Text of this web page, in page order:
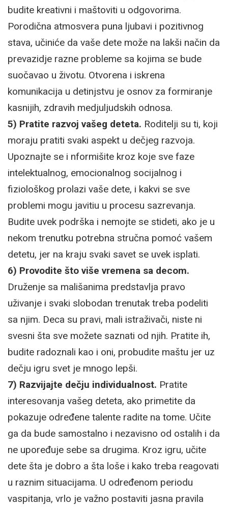
budite kreativni i maštoviti u odgovorima.
Porodična atmosvera puna ljubavi i pozitivnog
stava, učiniće da vaše dete može na lakši način da
prevazidje razne probleme sa kojima se bude
suočavao u životu. Otvorena i iskrena
komunikacija u detinjstvu je osnov za formiranje
kasnijih, zdravih medjuljudskih odnosa.
5) Pratite razvoj vašeg deteta. Roditelji su ti, koji
moraju pratiti svaki aspekt u dečjeg razvoja.
Upoznajte se i nformišite kroz koje sve faze
intelektualnog, emocionalnog socijalnog i
fiziološkog prolazi vaše dete, i kakvi se sve
problemi mogu javitiu u procesu sazrevanja.
Budite uvek podrška i nemojte se stideti, ako je u
nekom trenutku potrebna stručna pomoć vašem
detetu, jer na kraju svaki savet se uvek isplati.
6) Provodite što više vremena sa decom.
Druženje sa mališanima predstavlja pravo
uživanje i svaki slobodan trenutak treba podeliti
sa njim. Deca su pravi, mali istraživači, niste ni
svesni šta sve možete saznati od njih. Pratite ih,
budite radoznali kao i oni, probudite maštu jer uz
dečju igru svet je mnogo lepši.
7) Razvijajte dečju individualnost. Pratite
interesovanja vašeg deteta, ako primetite da
pokazuje određene talente radite na tome. Učite
ga da bude samostalno i nezavisno od ostalih i da
ne upoređuje sebe sa drugima. Kroz igru, učite
dete šta je dobro a šta loše i kako treba reagovati
u raznim situacijama. U određenom periodu
vaspitanja, vrlo je važno postaviti jasna pravila